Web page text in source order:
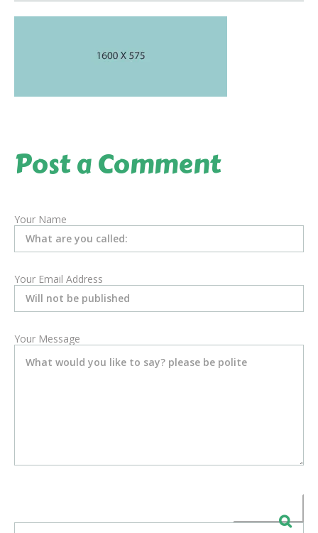
Post a Comment
Your Name
Your Email Address
Your Message